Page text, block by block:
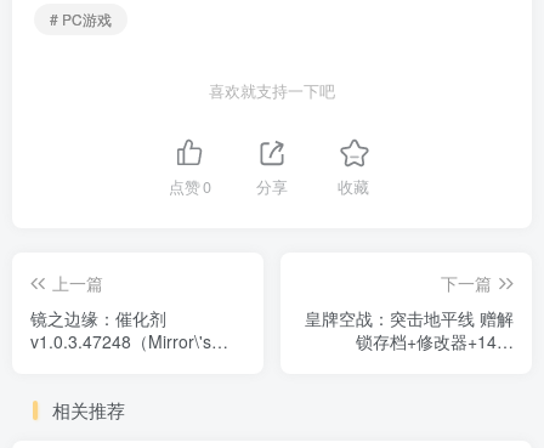
# PC游戏
喜欢就支持一下吧
点赞0 分享 收藏
上一篇
镜之边缘：催化剂
v1.0.3.47248（Mirror\'s
下一篇
皇牌空战：突击地平线 赠解
锁存档+修改器+14首
相关推荐